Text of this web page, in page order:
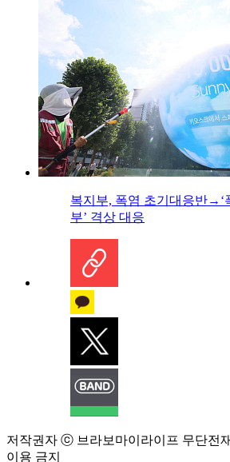
복지부, 폭염 초기대응반→‘
부’ 격상 대응
저작권자 ⓒ 브라보마이라이프 무단전
이용 금지